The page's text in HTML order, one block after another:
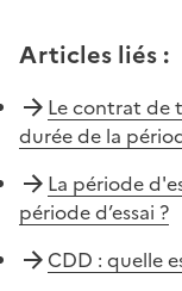
Articles liés :
Le contrat de
durée de la
La période
période d’essai ?
CDD : quelle